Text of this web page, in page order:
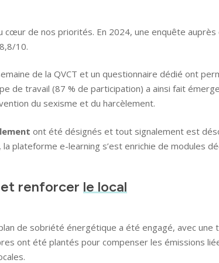
cœur de nos priorités. En 2024, une enquête
10.
de la QVCT et un questionnaire dédié ont
de travail (87 % de participation) a ainsi fait
du sexisme et du harcèlement.
ont été désignés et tout signalement est
plateforme e-learning s’est enrichie de modules
et renforcer le local
de sobriété énergétique a été engagé, avec
ont été plantés pour compenser les émissions